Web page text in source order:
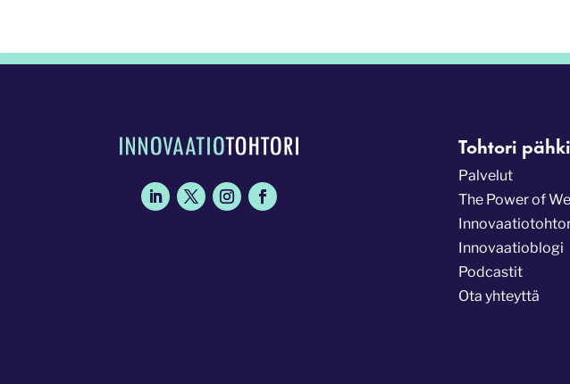
Tohtori
Palvelut
The Power of We
Innovaatioblogi
Podcastit
Ota yhteyttä